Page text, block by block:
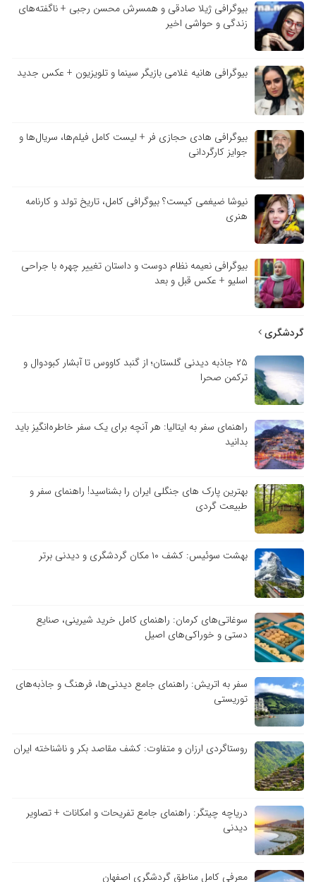
بیوگرافی ژیلا صادقی و همسرش محسن رجبی + ناگفته‌های
زندگی و حواشی اخیر
بیوگرافی هانیه غلامی بازیگر سینما و تلویزیون + عکس جدید
بیوگرافی هادی حجازی فر + لیست کامل فیلم‌ها، سریال‌ها و
جوایز کارگردانی
نیوشا ضیغمی کیست؟ بیوگرافی کامل، تاریخ تولد و کارنامه
هنری
بیوگرافی نعیمه نظام دوست و داستان تغییر چهره با جراحی
اسلیو + عکس قبل و بعد
گردشگری
۲۵ جاذبه دیدنی گلستان؛ از گنبد کاووس تا آبشار کبودوال و
ترکمن صحرا
راهنمای سفر به ایتالیا: هر آنچه برای یک سفر خاطره‌انگیز باید
بدانید
بهترین پارک های جنگلی ایران را بشناسید! راهنمای سفر و
طبیعت گردی
بهشت سوئیس: کشف ۱۰ مکان گردشگری و دیدنی برتر
سوغاتی‌های کرمان: راهنمای کامل خرید شیرینی، صنایع
دستی و خوراکی‌های اصیل
سفر به اتریش: راهنمای جامع دیدنی‌ها، فرهنگ و جاذبه‌های
توریستی
روستاگردی ارزان و متفاوت: کشف مقاصد بکر و ناشناخته ایران
دریاچه چیتگر: راهنمای جامع تفریحات و امکانات + تصاویر
دیدنی
معرفی کامل مناطق گردشگری اصفهان